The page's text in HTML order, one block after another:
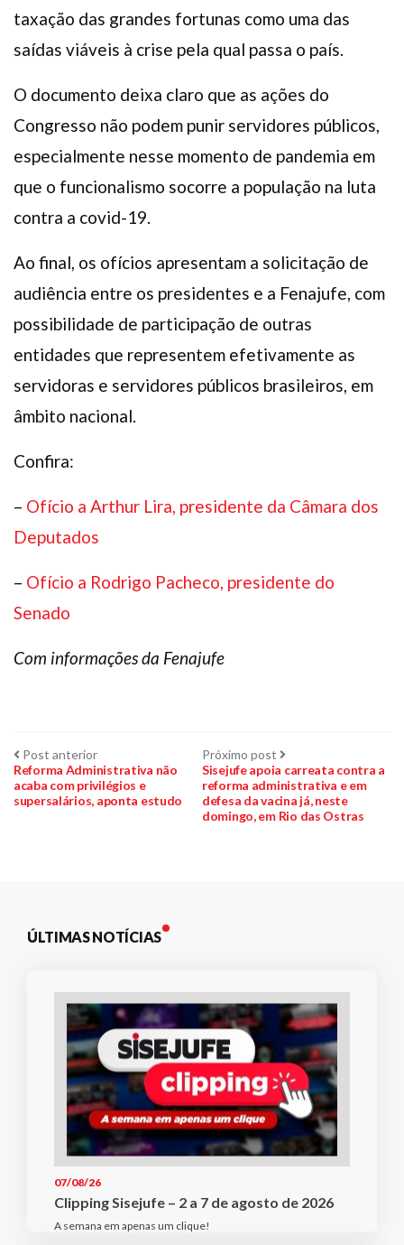
taxação das grandes fortunas como uma das
saídas viáveis à crise pela qual passa o país.
O documento deixa claro que as ações do
Congresso não podem punir servidores públicos,
especialmente nesse momento de pandemia em
que o funcionalismo socorre a população na luta
contra a covid-19.
Ao final, os ofícios apresentam a solicitação de
audiência entre os presidentes e a Fenajufe, com
possibilidade de participação de outras
entidades que representem efetivamente as
servidoras e servidores públicos brasileiros, em
âmbito nacional.
Confira:
– Ofício a Arthur Lira, presidente da Câmara dos
Deputados
– Ofício a Rodrigo Pacheco, presidente do
Senado
Com informações da Fenajufe
Navegação
de
Post anteriorPost
anterior:
Reforma Administrativa não
acaba com privilégios e
supersalários, aponta estudo
Próximo post Próximo
post:
Sisejufe apoia carreata contra a
reforma administrativa e em
defesa da vacina já, neste
domingo, em Rio das Ostras
ÚLTIMAS NOTÍCIAS
07/08/26
Clipping Sisejufe – 2 a 7 de agosto de 2026
A semana em apenas um clique!